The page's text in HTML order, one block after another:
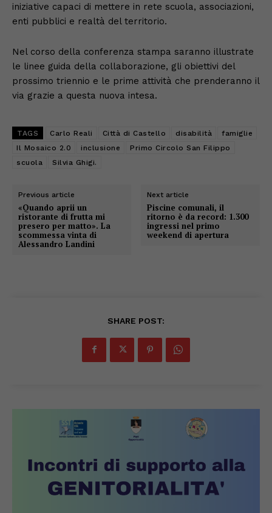
iniziative capaci di mettere in rete scuola, associazioni,
enti pubblici e realtà del territorio.
Nel corso della conferenza stampa saranno illustrate
le linee guida della collaborazione, gli obiettivi del
prossimo triennio e le prime attività che prenderanno il
via grazie a questa nuova intesa.
TAGS Carlo Reali Città di Castello disabilità
famiglie
Il Mosaico 2.0
inclusione
Primo Circolo San Filippo
scuola
Silvia Ghigi.
Previous article
«Quando aprii un
ristorante di frutta mi
presero per matto». La
scommessa vinta di
Alessandro Landini
Next article
Piscine comunali, il
ritorno è da record: 1.300
ingressi nel primo
weekend di apertura
SHARE POST: